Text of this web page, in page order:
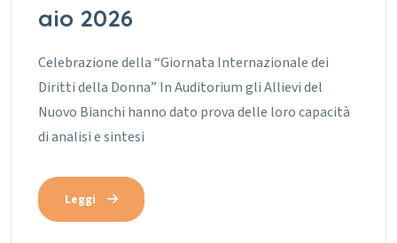
aio 2026
Celebrazione della “Giornata Internazionale dei
Diritti della Donna” In Auditorium gli Allievi del
Nuovo Bianchi hanno dato prova delle loro capacità
di analisi e sintesi
Leggi